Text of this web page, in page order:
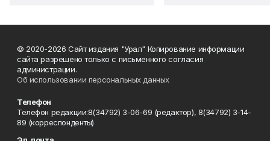
© 2020-2026 Сайт издания "Урал" Копирование информации
сайта разрешено только с письменного согласия
администрации.
Об использовании персональных данных
Телефон
Телефон редакции:8(34792) 3-06-69 (редактор), 8(34792) 3-14-
89 (корреспонденты)